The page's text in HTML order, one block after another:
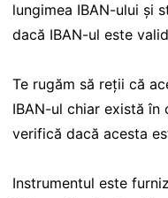
lungimea IBAN-ului și
dacă IBAN-ul este
Te rugăm să reții că
IBAN-ul chiar există
verifică dacă acesta
Instrumentul este